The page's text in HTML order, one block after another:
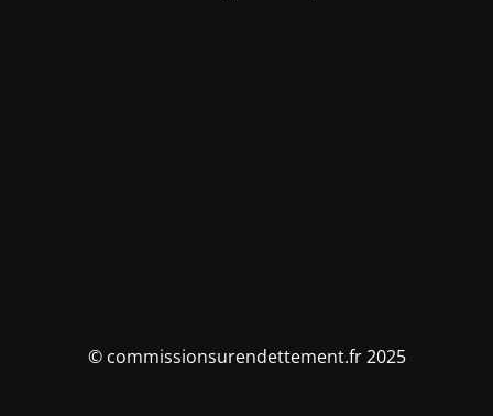
© commissionsurendettement.fr 2025